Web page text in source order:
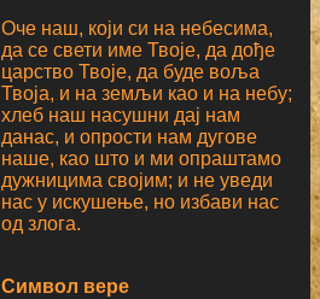
Оче наш, који си на небесима,
да се свети име Твоје, да дође
царство Твоје, да буде воља
Твоја, и на земљи као и на небу;
хлеб наш насушни дај нам
данас, и опрости нам дугове
наше, као што и ми опраштамо
дужницима својим; и не уведи
нас у искушење, но избави нас
од злога.
Символ вере